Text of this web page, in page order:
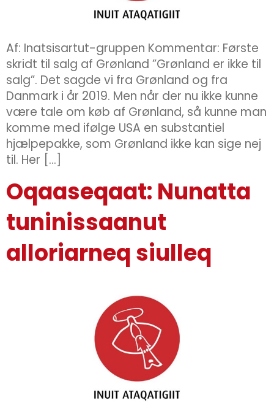
Af: Inatsisartut-gruppen Kommentar: Første
skridt til salg af Grønland ”Grønland er ikke til
salg”. Det sagde vi fra Grønland og fra
Danmark i år 2019. Men når der nu ikke kunne
være tale om køb af Grønland, så kunne man
komme med ifølge USA en substantiel
hjælpepakke, som Grønland ikke kan sige nej
til. Her […]
Oqaaseqaat: Nunatta
tuninissaanut
alloriarneq siulleq